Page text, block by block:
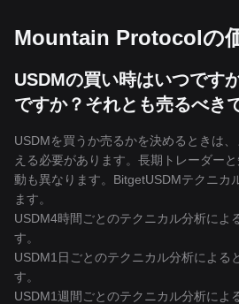
Mountain Protocolの
USDMの買い時はいつです
ですか？それとも売るべき
USDMを買うか売るかを決めるときは
える必要があります。長期トレーダー
動も異なります。BitgetUSDMテクニカ
ます。
USDM4時間ごとのテクニカル分析によ
す。
USDM1日ごとのテクニカル分析による
す。
USDM1週間ごとのテクニカル分析によ